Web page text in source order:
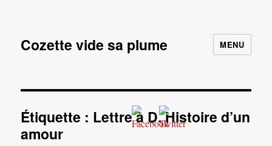
Cozette vide sa plume MENU
Étiquette : Lettre à D. Histoire d’un
amour